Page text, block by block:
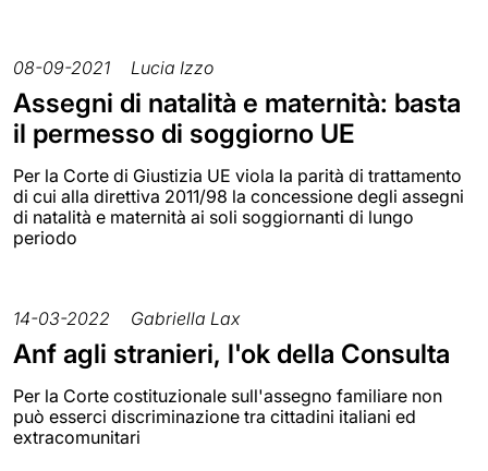
08-09-2021 Lucia Izzo
Assegni di natalità e maternità: basta
il permesso di soggiorno UE
Per la Corte di Giustizia UE viola la parità di trattamento
di cui alla direttiva 2011/98 la concessione degli assegni
di natalità e maternità ai soli soggiornanti di lungo
periodo
14-03-2022 Gabriella Lax
Anf agli stranieri, l'ok della Consulta
Per la Corte costituzionale sull'assegno familiare non
può esserci discriminazione tra cittadini italiani ed
extracomunitari